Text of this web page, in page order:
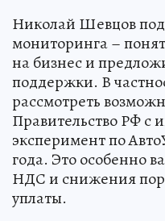
Николай Шевцов
мониторинга –
на бизнес и
поддержки. В
рассмотреть
Правительство РФ с
эксперимент по
года. Это особенно
НДС и снижения
уплаты.